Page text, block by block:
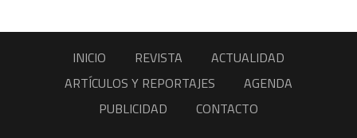
INICIO REVISTA
ACTUALIDAD
ARTÍCULOS Y REPORTAJES
AGENDA
PUBLICIDAD
CONTACTO